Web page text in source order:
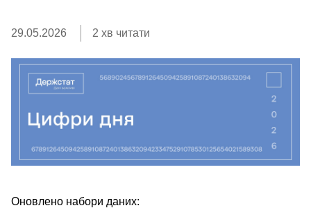
29.05.2026 2 хв читати
Оновлено набори даних: